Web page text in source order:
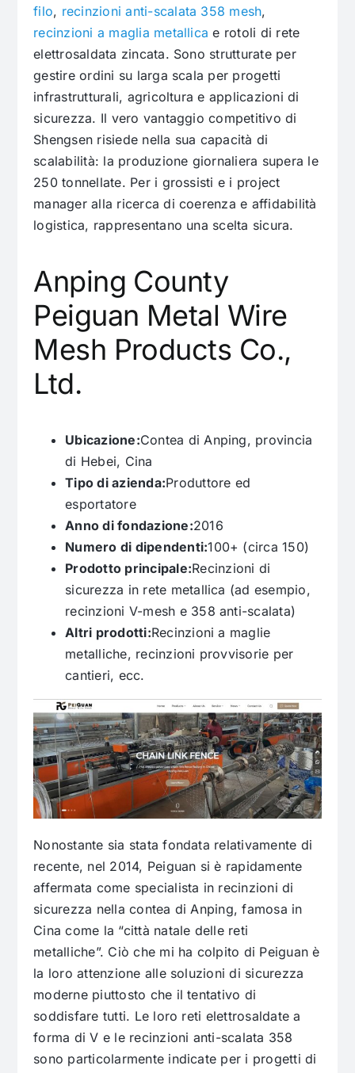
filo, recinzioni anti-scalata 358 mesh,
recinzioni a maglia metallica e rotoli di rete
elettrosaldata zincata. Sono strutturate per
gestire ordini su larga scala per progetti
infrastrutturali, agricoltura e applicazioni di
sicurezza. Il vero vantaggio competitivo di
Shengsen risiede nella sua capacità di
scalabilità: la produzione giornaliera supera le
250 tonnellate. Per i grossisti e i project
manager alla ricerca di coerenza e affidabilità
logistica, rappresentano una scelta sicura.
Anping County
Peiguan Metal Wire
Mesh Products Co.,
Ltd.
Ubicazione:Contea di Anping, provincia
di Hebei, Cina
Tipo di azienda:Produttore ed
esportatore
Anno di fondazione:2016
Numero di dipendenti:100+ (circa 150)
Prodotto principale:Recinzioni di
sicurezza in rete metallica (ad esempio,
recinzioni V-mesh e 358 anti-scalata)
Altri prodotti:Recinzioni a maglie
metalliche, recinzioni provvisorie per
cantieri, ecc.
Nonostante sia stata fondata relativamente di
recente, nel 2014, Peiguan si è rapidamente
affermata come specialista in recinzioni di
sicurezza nella contea di Anping, famosa in
Cina come la “città natale delle reti
metalliche”. Ciò che mi ha colpito di Peiguan è
la loro attenzione alle soluzioni di sicurezza
moderne piuttosto che il tentativo di
soddisfare tutti. Le loro reti elettrosaldate a
forma di V e le recinzioni anti-scalata 358
sono particolarmente indicate per i progetti di